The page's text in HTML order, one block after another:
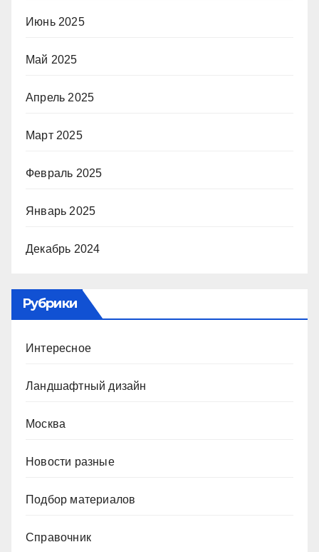
Июнь 2025
Май 2025
Апрель 2025
Март 2025
Февраль 2025
Январь 2025
Декабрь 2024
Рубрики
Интересное
Ландшафтный дизайн
Москва
Новости разные
Подбор материалов
Справочник